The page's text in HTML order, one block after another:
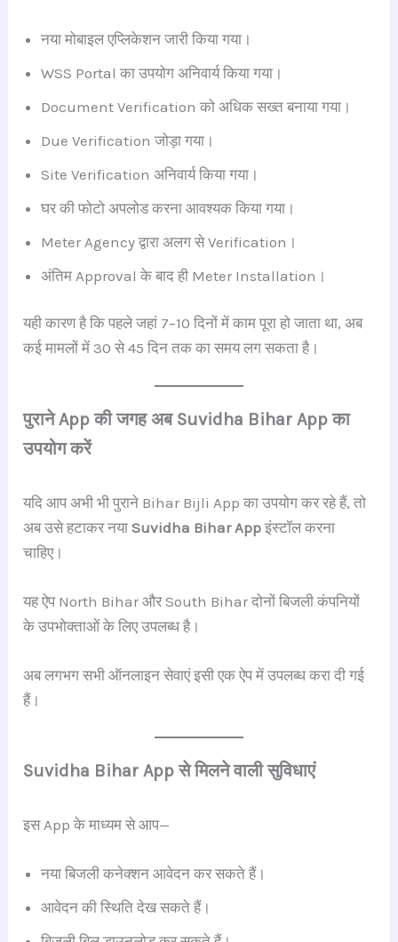
नया मोबाइल एप्लिकेशन जारी किया गया।
WSS Portal का उपयोग अनिवार्य किया गया।
Document Verification को अधिक सख्त बनाया गया।
Due Verification जोड़ा गया।
Site Verification अनिवार्य किया गया।
घर की फोटो अपलोड करना आवश्यक किया गया।
Meter Agency द्वारा अलग से Verification।
अंतिम Approval के बाद ही Meter Installation।
यही कारण है कि पहले जहां 7–10 दिनों में काम पूरा हो जाता था, अब
कई मामलों में 30 से 45 दिन तक का समय लग सकता है।
पुराने App की जगह अब Suvidha Bihar App का
उपयोग करें
यदि आप अभी भी पुराने Bihar Bijli App का उपयोग कर रहे हैं, तो
अब उसे हटाकर नयाSuvidha Bihar App इंस्टॉल करना
चाहिए।
यह ऐप North Bihar और South Bihar दोनों बिजली कंपनियों
के उपभोक्ताओं के लिए उपलब्ध है।
अब लगभग सभी ऑनलाइन सेवाएं इसी एक ऐप में उपलब्ध करा दी गई
हैं।
Suvidha Bihar App से मिलने वाली सुविधाएं
इस App के माध्यम से आप—
नया बिजली कनेक्शन आवेदन कर सकते हैं।
आवेदन की स्थिति देख सकते हैं।